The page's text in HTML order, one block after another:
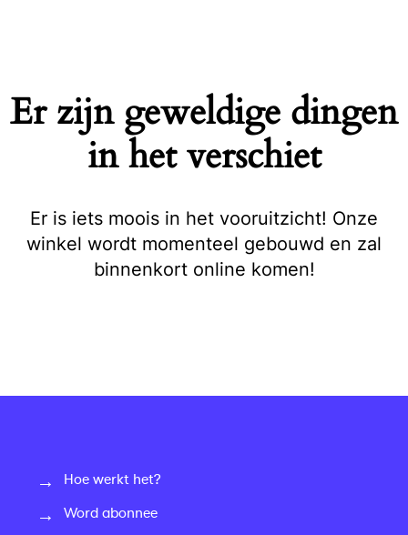
Er zijn geweldige dingen
in het verschiet
Er is iets moois in het vooruitzicht! Onze
winkel wordt momenteel gebouwd en zal
binnenkort online komen!
Hoe werkt het?
Word abonnee